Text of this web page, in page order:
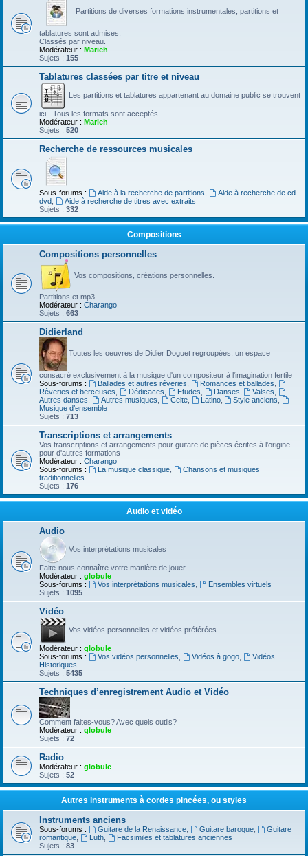
Partitions de diverses formations instrumentales, partitions et
tablatures sont admises.
Classés par niveau.
Modérateur : Marieh
Sujets : 155
Tablatures classées par titre et niveau
Les partitions et tablatures appartenant au domaine public se trouvent
ici - Tous les formats sont acceptés.
Modérateur : Marieh
Sujets : 520
Recherche de ressources musicales
Sous-forums : Aide à la recherche de partitions
Aide à recherche de cd
dvd
Aide à recherche de titres avec extraits
Sujets : 332
Compositions
Compositions personnelles
Vos compositions, créations personnelles.
Partitions et mp3
Modérateur : Charango
Sujets : 663
Didierland
Toutes les oeuvres de Didier Doguet regroupées, un espace
consacré exclusivement à la musique d'un compositeur à l'imagination fertile
Sous-forums :
Ballades et autres réveries Romances et ballades
Rêveries et berceuses
Dédicaces Etudes Danses Valses
Autres danses
Autres musiques Celte, Latino, Style anciens
Musique d’ensemble
Sujets : 713
Transcriptions et arrangements
Vos transcriptions et arrangements pour guitare de pièces écrites à l'origine
pour d'autres formations
Modérateur : Charango
Sous-forums :
La musique classique,
Chansons et musiques
traditionnelles
Sujets : 176
Audio et vidéo
Audio
Vos interprétations musicales
Faite-nous connaître votre manière de jouer.
Modérateur : globule
Sous-forums :
Vos interprétations musicales
Ensembles virtuels
Sujets : 1095
Vidéo
Vos vidéos personnelles et vidéos préférées.
Modérateur : globule
Sous-forums :
Vos vidéos personnelles Vidéos à gogo,
Vidéos
Historiques
Sujets : 5435
Techniques d’enregistrement Audio et Vidéo
Comment faites-vous? Avec quels outils?
Modérateur : globule
Sujets : 72
Radio
Modérateur : globule
Sujets : 52
Autres instruments à cordes pincées, ou styles
Instruments anciens
Sous-forums : Guitare de la Renaissance, Guitare baroque,
Guitare
romantique
Luth,
Facsimiles et tablatures anciennes
Sujets : 83